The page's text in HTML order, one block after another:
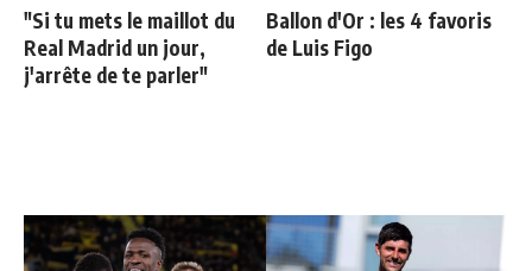
"Si tu mets le maillot du
Real Madrid un jour,
j'arrête de te parler"
Ballon d'Or : les 4 favoris
de Luis Figo